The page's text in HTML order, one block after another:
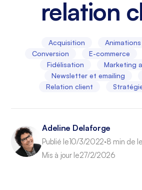
relation
Acquisition
Conversion
E-commerce
Fidélisation
Marketing
Newsletter et emailing
Relation client
Adeline Delaforge
Publié le10/3/2022•8 min de
Mis à jour le27/2/2026